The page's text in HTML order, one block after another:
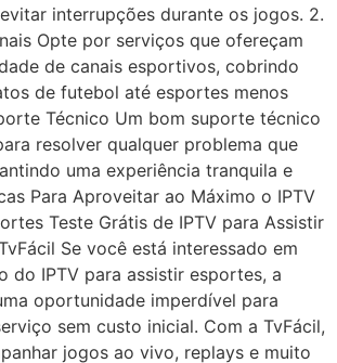
interrupções durante os jogos. 2.
Opte por serviços que ofereçam
de canais esportivos, cobrindo
de futebol até esportes menos
Técnico Um bom suporte técnico
resolver qualquer problema que
uma experiência tranquila e
Para Aproveitar ao Máximo o IPTV
Teste Grátis de IPTV para Assistir
Se você está interessado em
do IPTV para assistir esportes, a
oportunidade imperdível para
sem custo inicial. Com a TvFácil,
jogos ao vivo, replays e muito